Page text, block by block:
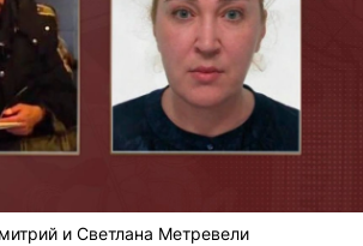
и Светлана Метревели